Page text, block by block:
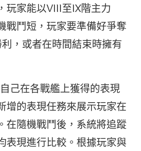
玩家能以VIII至IX階主力
戰鬥短，玩家要準備好爭奪
，或者在時間結束時擁有
己在各戰艦上獲得的表現
增的表現任務來展示玩家在
在隨機戰鬥後，系統將追蹤
表現進行比較。根據玩家與